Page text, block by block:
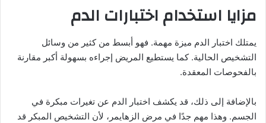
مزايا استخدام اختبارات الدم
يمتلك اختبار الدم ميزة مهمة. فهو أبسط من كثير من وسائل
التشخيص الحالية. كما يستطيع المريض إجراءه بسهولة أكبر مقارنة
بالفحوصات المعقدة.
بالإضافة إلى ذلك، قد يكشف اختبار الدم عن تغيرات مبكرة في
الجسم. وهذا مهم جدًا في مرض الزهايمر، لأن التشخيص المبكر قد